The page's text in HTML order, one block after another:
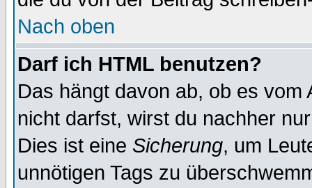
Nach oben
Darf ich HTML benutzen?
Das hängt davon ab, ob es
nicht darfst, wirst du nachher
Dies ist eine Sicherung, um
unnötigen Tags zu